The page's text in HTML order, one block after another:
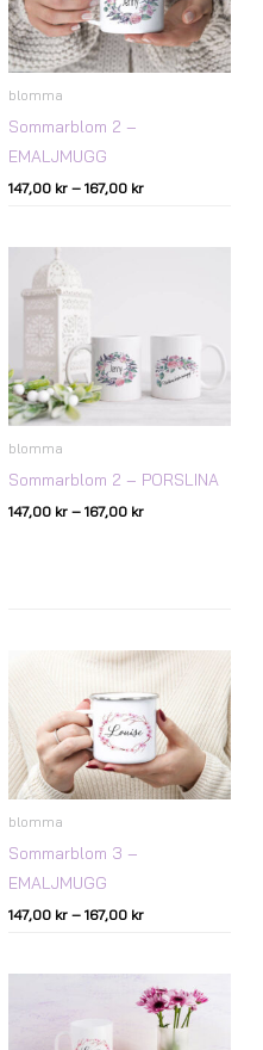
blomma
Sommarblom 2 –
EMALJMUGG
147,00 kr – 167,00 kr
blomma
Sommarblom 2 – PORSLINA
147,00 kr – 167,00 kr
blomma
Sommarblom 3 –
EMALJMUGG
147,00 kr – 167,00 kr
Prisintervall:
till
167,00 kr
Prisintervall:
147,00 kr
till
167,00 kr